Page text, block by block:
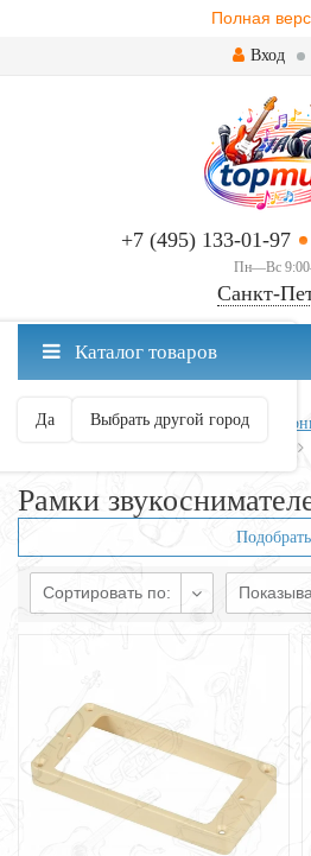
Полная
Вход
+7 (495) 133-01-97
Пн—Вс
Санкт-
Санкт-Петербург ваш город?
Да Выбрать другой город
Каталог товаров
Главная Всё для гитары
Рамки
Сортировать по: